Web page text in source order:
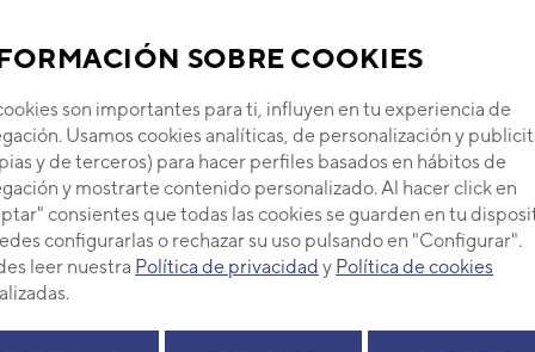
SOBRE COOKIES
son importantes para ti, influyen en tu experiencia de
Usamos cookies analíticas, de personalización y
y de terceros) para hacer perfiles basados en hábitos de
y mostrarte contenido personalizado. Al hacer click en
consientes que todas las cookies se guarden en tu
configurarlas o rechazar su uso pulsando en "Configurar".
leer nuestra Política de privacidad y Política de cookies
Código:
Ref.
+ Ver